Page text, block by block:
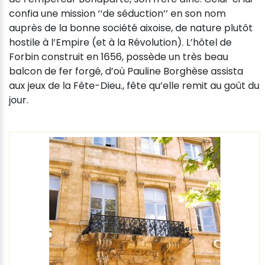
confia une mission ‘‘de séduction’’ en son nom
auprès de la bonne société aixoise, de nature plutôt
hostile à l’Empire (et à la Révolution). L’hôtel de
Forbin construit en 1656, possède un très beau
balcon de fer forgé, d’où Pauline Borghèse assista
aux jeux de la Fête-Dieu., fête qu’elle remit au goût du
jour.